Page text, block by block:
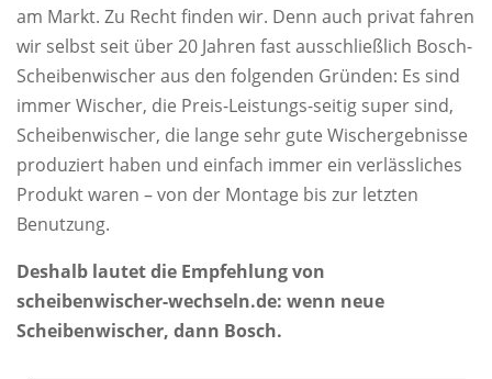
am Markt. Zu Recht finden wir. Denn auch privat fahren
wir selbst seit über 20 Jahren fast ausschließlich Bosch-
Scheibenwischer aus den folgenden Gründen: Es sind
immer Wischer, die Preis-Leistungs-seitig super sind,
Scheibenwischer, die lange sehr gute Wischergebnisse
produziert haben und einfach immer ein verlässliches
Produkt waren – von der Montage bis zur letzten
Benutzung.
Deshalb lautet die Empfehlung von
scheibenwischer-wechseln.de: wenn neue
Scheibenwischer, dann Bosch.